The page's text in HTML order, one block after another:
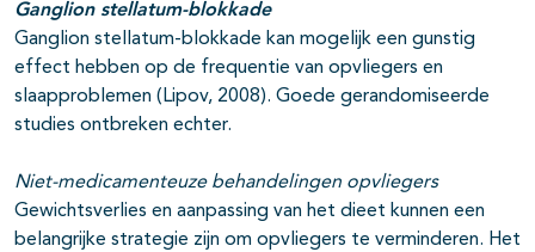
Ganglion stellatum-blokkade
Ganglion stellatum-blokkade kan mogelijk een gunstig
effect hebben op de frequentie van opvliegers en
slaapproblemen (Lipov, 2008). Goede gerandomiseerde
studies ontbreken echter.
Niet-medicamenteuze behandelingen opvliegers
Gewichtsverlies en aanpassing van het dieet kunnen een
belangrijke strategie zijn om opvliegers te verminderen. Het